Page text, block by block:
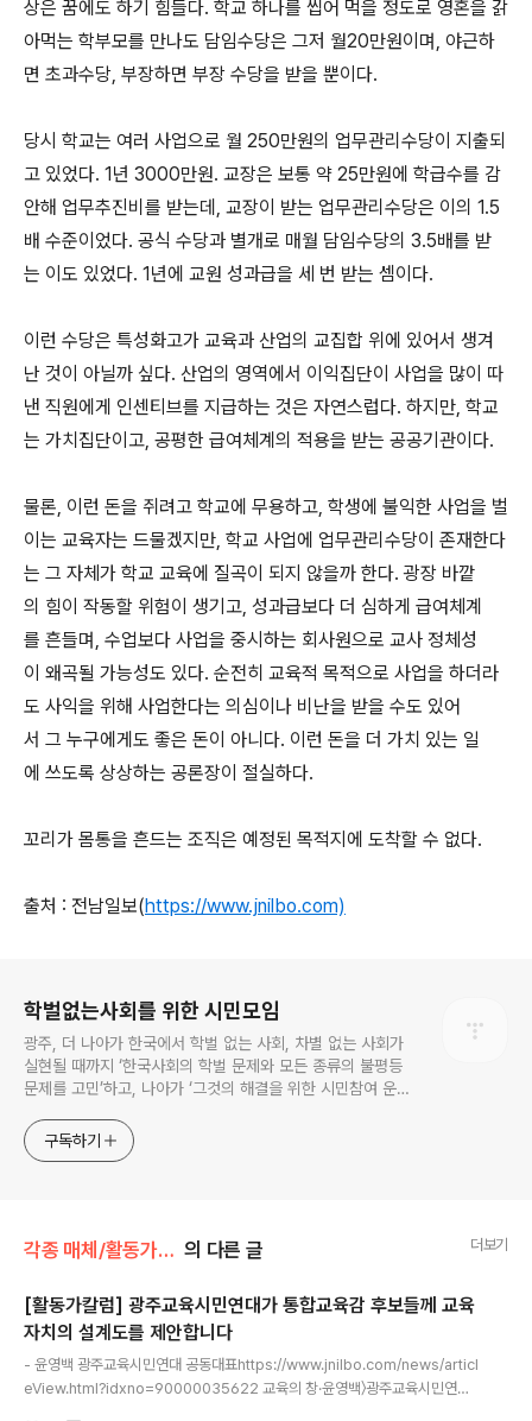
상은 꿈에도 하기 힘들다. 학교 하나를 씹어 먹을 정도로 영혼을 갉
아먹는 학부모를 만나도 담임수당은 그저 월20만원이며, 야근하
면 초과수당, 부장하면 부장 수당을 받을 뿐이다.
당시 학교는 여러 사업으로 월 250만원의 업무관리수당이 지출되
고 있었다. 1년 3000만원. 교장은 보통 약 25만원에 학급수를 감
안해 업무추진비를 받는데, 교장이 받는 업무관리수당은 이의 1.5
배 수준이었다. 공식 수당과 별개로 매월 담임수당의 3.5배를 받
는 이도 있었다. 1년에 교원 성과급을 세 번 받는 셈이다.
이런 수당은 특성화고가 교육과 산업의 교집합 위에 있어서 생겨
난 것이 아닐까 싶다. 산업의 영역에서 이익집단이 사업을 많이 따
낸 직원에게 인센티브를 지급하는 것은 자연스럽다. 하지만, 학교
는 가치집단이고, 공평한 급여체계의 적용을 받는 공공기관이다.
물론, 이런 돈을 쥐려고 학교에 무용하고, 학생에 불익한 사업을 벌
이는 교육자는 드물겠지만, 학교 사업에 업무관리수당이 존재한다
는 그 자체가 학교 교육에 질곡이 되지 않을까 한다. 광장 바깥
의 힘이 작동할 위험이 생기고, 성과급보다 더 심하게 급여체계
를 흔들며, 수업보다 사업을 중시하는 회사원으로 교사 정체성
이 왜곡될 가능성도 있다. 순전히 교육적 목적으로 사업을 하더라
도 사익을 위해 사업한다는 의심이나 비난을 받을 수도 있어
서 그 누구에게도 좋은 돈이 아니다. 이런 돈을 더 가치 있는 일
에 쓰도록 상상하는 공론장이 절실하다.
꼬리가 몸통을 흔드는 조직은 예정된 목적지에 도착할 수 없다.
출처 : 전남일보(https://www.jnilbo.com)
학벌없는사회를 위한 시민모임
광주, 더 나아가 한국에서 학벌 없는 사회, 차별 없는 사회가
실현될 때까지 ‘한국사회의 학벌 문제와 모든 종류의 불평등
문제를 고민’하고, 나아가 ‘그것의 해결을 위한 시민참여 운
구독하기
각종 매체/활동가 칼럼 의 다른 글 더보기
[활동가칼럼] 광주교육시민연대가 통합교육감 후보들께 교육
자치의 설계도를 제안합니다
- 윤영백 광주교육시민연대 공동대표https://www.jnilbo.com/news/articl
eView.html?idxno=90000035622 교육의 창·윤영백〉광주교육시민연대